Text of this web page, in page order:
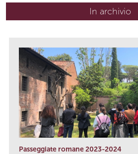
In archivio
Passeggiate romane 2023-2024